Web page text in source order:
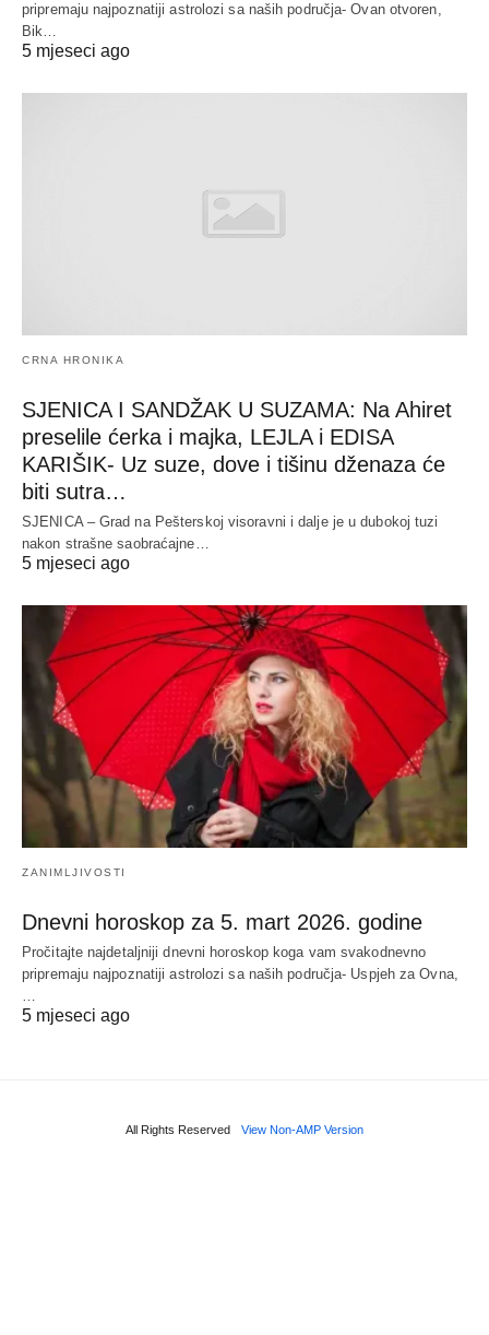
pripremaju najpoznatiji astrolozi sa naših područja- Ovan otvoren,
Bik…
5 mjeseci ago
CRNA HRONIKA
SJENICA I SANDŽAK U SUZAMA: Na Ahiret
preselile ćerka i majka, LEJLA i EDISA
KARIŠIK- Uz suze, dove i tišinu dženaza će
biti sutra…
SJENICA – Grad na Pešterskoj visoravni i dalje je u dubokoj tuzi
nakon strašne saobraćajne…
5 mjeseci ago
ZANIMLJIVOSTI
Dnevni horoskop za 5. mart 2026. godine
Pročitajte najdetaljniji dnevni horoskop koga vam svakodnevno
pripremaju najpoznatiji astrolozi sa naših područja- Uspjeh za Ovna,
5 mjeseci ago
All Rights Reserved View Non-AMP Version